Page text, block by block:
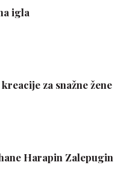
igla
za snažne žene
Harapin Zalepugin